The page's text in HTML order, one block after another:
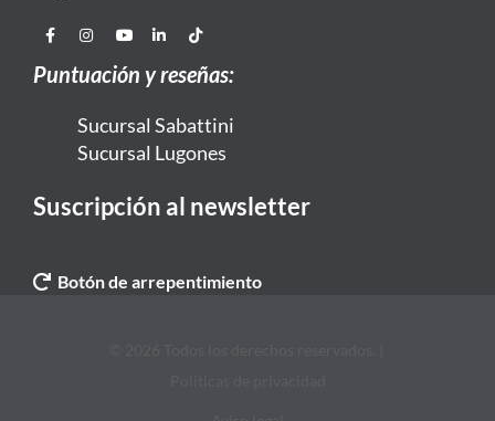
Puntuación y reseñas:
Sucursal Sabattini
Sucursal Lugones
Suscripción al newsletter
Botón de arrepentimiento